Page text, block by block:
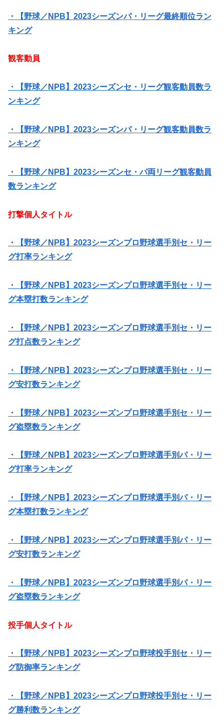
・【野球／NPB】2023シーズンパ・リーグ最終順位ラン
キング
観客動員
・【野球／NPB】2023シーズンセ・リーグ観客動員数ラ
ンキング
・【野球／NPB】2023シーズンパ・リーグ観客動員数ラ
ンキング
・【野球／NPB】2023シーズンセ・パ両リーグ観客動員
数ランキング
打撃個人タイトル
・【野球／NPB】2023シーズンプロ野球選手別セ・リー
グ打率ランキング
・【野球／NPB】2023シーズンプロ野球選手別セ・リー
グ本塁打数ランキング
・【野球／NPB】2023シーズンプロ野球選手別セ・リー
グ打点数ランキング
・【野球／NPB】2023シーズンプロ野球選手別セ・リー
グ安打数ランキング
・【野球／NPB】2023シーズンプロ野球選手別セ・リー
グ盗塁数ランキング
・【野球／NPB】2023シーズンプロ野球選手別パ・リー
グ打率ランキング
・【野球／NPB】2023シーズンプロ野球選手別パ・リー
グ本塁打数ランキング
・【野球／NPB】2023シーズンプロ野球選手別パ・リー
グ安打数ランキング
・【野球／NPB】2023シーズンプロ野球選手別パ・リー
グ盗塁数ランキング
投手個人タイトル
・【野球／NPB】2023シーズンプロ野球投手別セ・リー
グ防御率ランキング
・【野球／NPB】2023シーズンプロ野球投手別セ・リー
グ勝利数ランキング